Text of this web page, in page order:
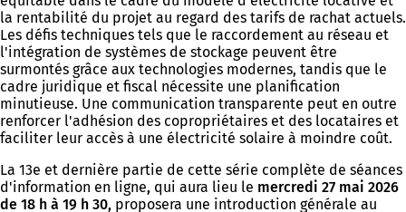
la rentabilité du projet au regard des tarifs de rachat actuels.
Les défis techniques tels que le raccordement au réseau et
l'intégration de systèmes de stockage peuvent être
surmontés grâce aux technologies modernes, tandis que le
cadre juridique et fiscal nécessite une planification
minutieuse. Une communication transparente peut en outre
renforcer l'adhésion des copropriétaires et des locataires et
faciliter leur accès à une électricité solaire à moindre coût.
La 13e et dernière partie de cette série complète de séances
d'information en ligne, qui aura lieu le mercredi 27 mai 2026
de 18 h à 19 h 30, proposera une introduction générale au